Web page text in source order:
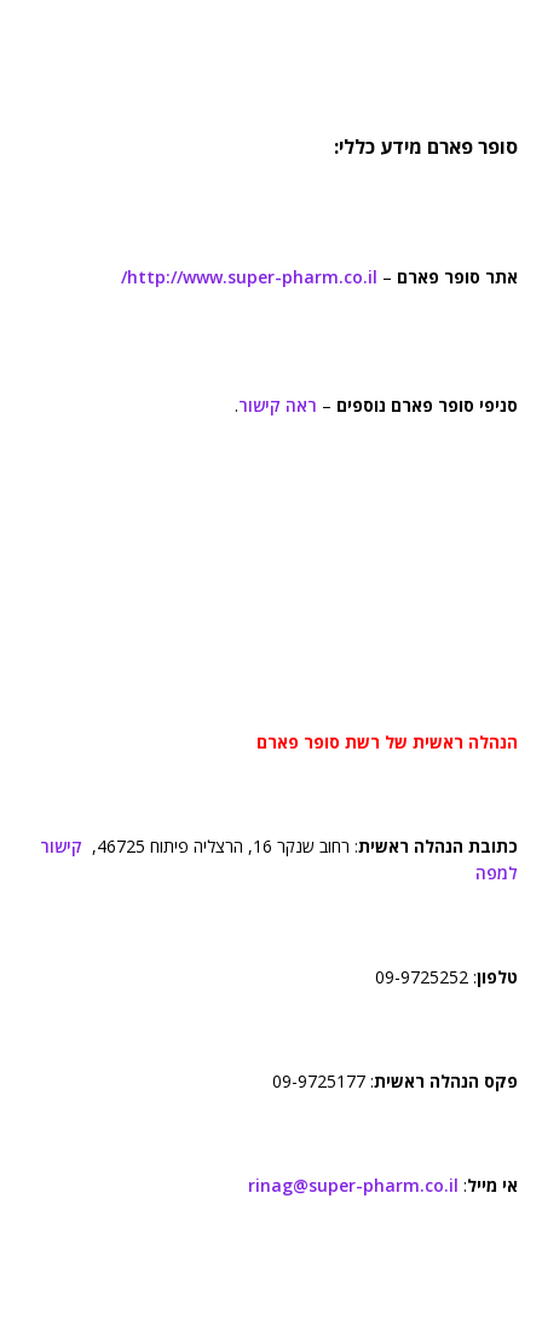
סופר פארם מידע כללי:
אתר סופר פארם –
http://www.super-pharm.co.il/
סניפי סופר פארם נוספים – ראה קישור.
הנהלה ראשית של רשת סופר פארם
כתובת הנהלה ראשית: רחוב שנקר 16, הרצליה פיתוח 46725,
קישור
למפה
טלפון: 09-9725252
פקס הנהלה ראשית: 09-9725177
אי מייל:
rinag@super-pharm.co.il